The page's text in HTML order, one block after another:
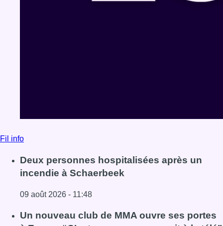
Fil info
Deux personnes hospitalisées après un
incendie à Schaerbeek
09 août 2026 - 11:48
Lire l'article Deux personnes hospitalisées après un
Un nouveau club de MMA ouvre ses portes